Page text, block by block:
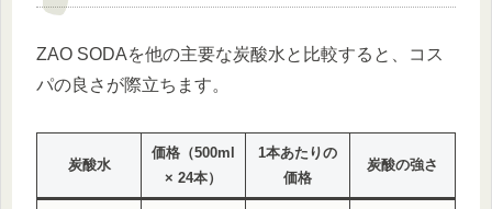
ZAO SODAを他の主要な炭酸水と比較すると、コス
パの良さが際立ちます。
炭酸水
価格（500ml
× 24本）
1本あたりの
価格
炭酸の強さ